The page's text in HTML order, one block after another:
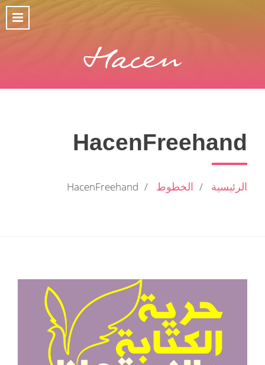
HacenFreehand
الرئيسية الخطوط HacenFreehand